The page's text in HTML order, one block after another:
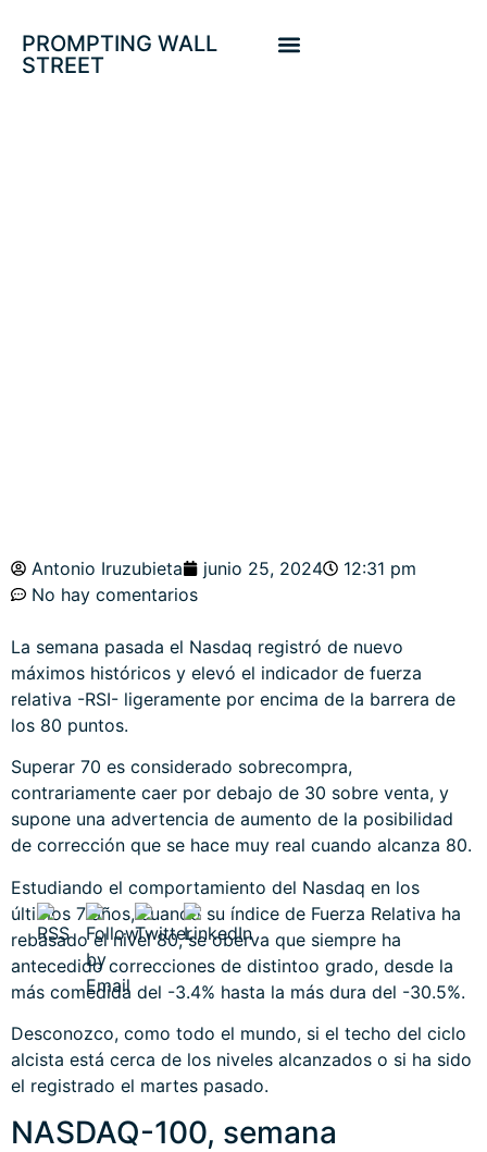
PROMPTING WALL
STREET
Antonio Iruzubieta junio 25, 2024
12:31 pm
No hay comentarios
La semana pasada el Nasdaq registró de nuevo
máximos históricos y elevó el indicador de fuerza
relativa -RSI- ligeramente por encima de la barrera de
los 80 puntos.
Superar 70 es considerado sobrecompra,
contrariamente caer por debajo de 30 sobre venta, y
supone una advertencia de aumento de la posibilidad
de corrección que se hace muy real cuando alcanza 80.
Estudiando el comportamiento del Nasdaq en los
últimos 7 años, cuando su índice de Fuerza Relativa ha
rebasado el nivel 80, se oberva que siempre ha
antecedido correcciones de distintoo grado, desde la
más comedida del -3.4% hasta la más dura del -30.5%.
Desconozco, como todo el mundo, si el techo del ciclo
alcista está cerca de los niveles alcanzados o si ha sido
el registrado el martes pasado.
NASDAQ-100, semana